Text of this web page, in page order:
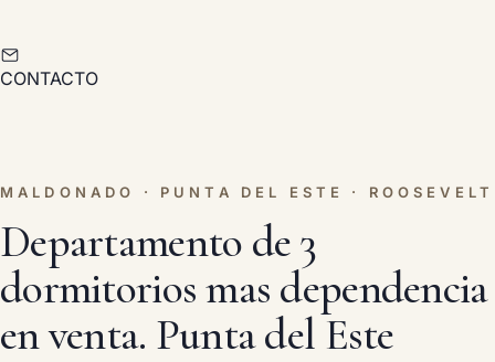
CONTACTO
MALDONADO · PUNTA DEL ESTE · ROOSEVELT
Departamento de 3
dormitorios mas dependencia
en venta. Punta del Este